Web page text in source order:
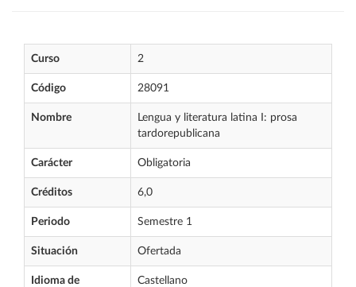
Curso 2
Código 28091
Nombre
Lengua y literatura latina I: prosa
tardorepublicana
Carácter Obligatoria
Créditos 6,0
Periodo Semestre 1
Situación Ofertada
Idioma de
Castellano